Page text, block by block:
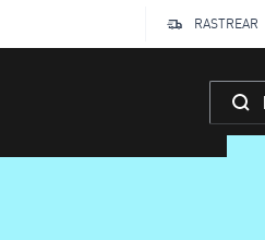
RASTREAR